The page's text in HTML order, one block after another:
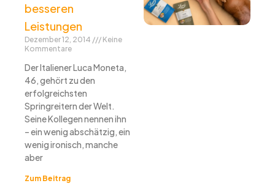
besseren
Leistungen
Dezember 12, 2014
Keine
Kommentare
Der Italiener Luca Moneta,
46, gehört zu den
erfolgreichsten
Springreitern der Welt.
Seine Kollegen nennen ihn
– ein wenig abschätzig, ein
wenig ironisch, manche
aber
Zum Beitrag